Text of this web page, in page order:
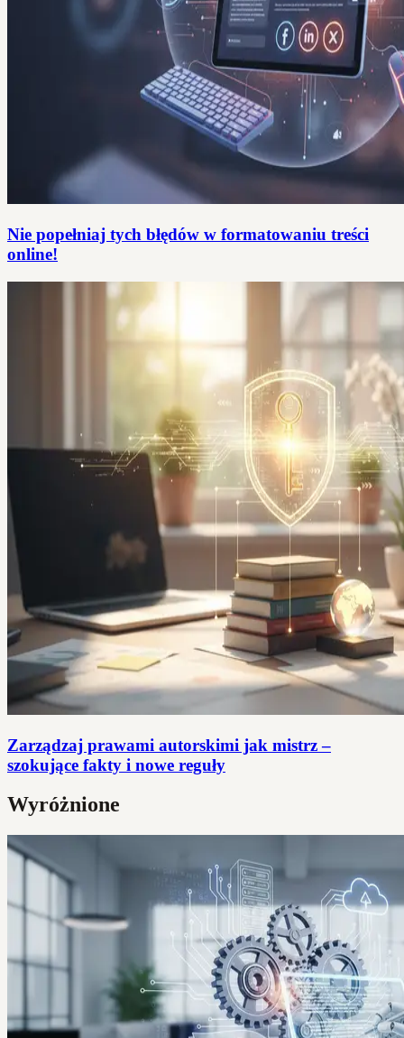
Nie popełniaj tych błędów w formatowaniu treści
online!
Zarządzaj prawami autorskimi jak mistrz –
szokujące fakty i nowe reguły
Wyróżnione